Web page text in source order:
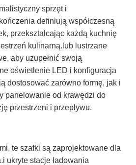
sprzęt i
definiują współczesną
przekształcając każdą kuchnię
kulinarną.lub lustrzane
aby uzupełnić swoją
oświetlenie LED i konfiguracja
dostosować zarówno formę, jak i
panelowanie od krawędzi do
przestrzeni i przepływu.
te szafki są zaprojektowane dla
ukryte stacje ładowania